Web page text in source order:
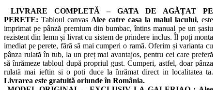
LIVRARE COMPLETĂ – GATA DE AGĂȚAT PE
PERETE: Tabloul canvas Alee catre casa la malul lacului, este
imprimat pe pânză premium din bumbac, întins manual pe un șasiu
rezistent din lemn și livrat cu sistem de prindere inclus. Îl poți monta
imediat pe perete, fără să mai cumperi o ramă. Oferim și varianta cu
pânza rulată în tub, la un preț mai avantajos, pentru cei care preferă
să înrămeze tabloul după propriul gust. Cumperi, astfel, doar pânza
rulată mai ieftin si o poti duce la înrămat direct in localitatea ta.
Livrarea este gratuită oriunde în România.